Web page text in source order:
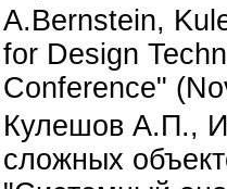
A.Bernstein,
for Design
Conference"
Кулешов А.П.,
сложных